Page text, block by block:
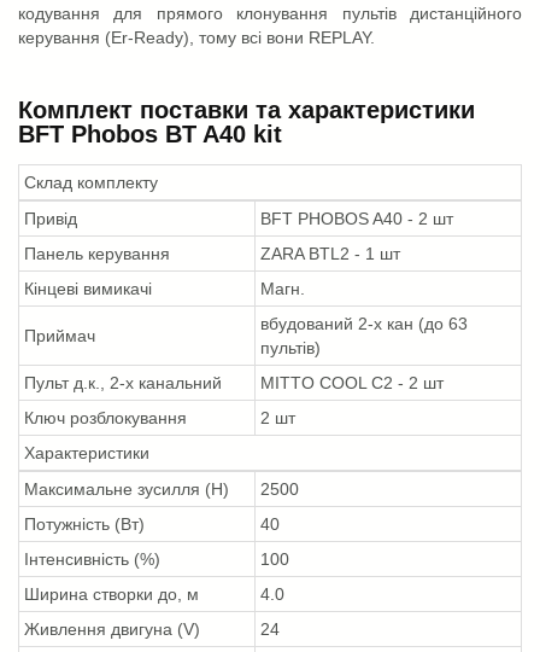
кодування для прямого клонування пультів дистанційного
керування (Er-Ready), тому всі вони REPLAY.
Комплект поставки та характеристики
BFT Phobos BT A40 kit
Склад комплекту
Привід
BFT PHOBOS A40 - 2 шт
Панель керування
ZARA BTL2 - 1 шт
Кінцеві вимикачі
Магн.
Приймач
вбудований 2-х кан (до 63
пультів)
Пульт д.к., 2-х канальний
MITTO COOL C2 - 2 шт
Ключ розблокування
2 шт
Характеристики
Максимальне зусилля (Н)
2500
Потужність (Вт)
40
Інтенсивність (%)
100
Ширина створки до, м
4.0
Живлення двигуна (V)
24